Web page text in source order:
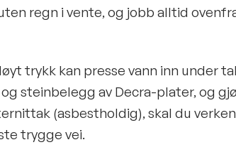
regn i vente, og jobb alltid
trykk kan presse vann inn under
steinbelegg av Decra-plater, og
(asbestholdig), skal du
trygge vei.